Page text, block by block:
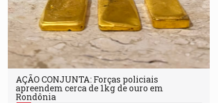
AÇÃO CONJUNTA: Forças policiais
apreendem cerca de 1kg de ouro em
Rondônia